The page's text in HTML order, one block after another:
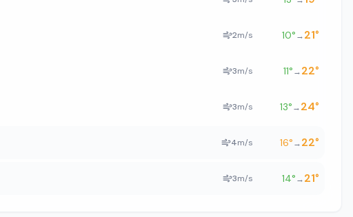
2m/s 10°→21°
3m/s 11°→22°
3m/s 13°→24°
4m/s 16°→22°
3m/s 14°→21°